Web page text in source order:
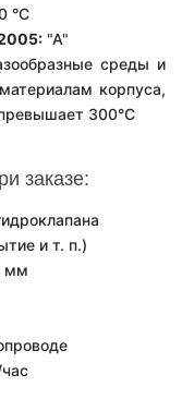
°С
"А"
среды и
корпуса,
300°С
заказе:
и т. п.)
мм